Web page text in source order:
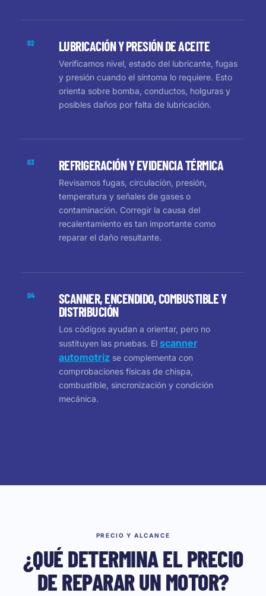
02 LUBRICACIÓN Y PRESIÓN DE ACEITE
Verificamos nivel, estado del lubricante, fugas
y presión cuando el síntoma lo requiere. Esto
orienta sobre bomba, conductos, holguras y
posibles daños por falta de lubricación.
03 REFRIGERACIÓN Y EVIDENCIA TÉRMICA
Revisamos fugas, circulación, presión,
temperatura y señales de gases o
contaminación. Corregir la causa del
recalentamiento es tan importante como
reparar el daño resultante.
04
SCANNER, ENCENDIDO, COMBUSTIBLE Y
DISTRIBUCIÓN
Los códigos ayudan a orientar, pero no
sustituyen las pruebas. El scanner
automotrizse complementa con
comprobaciones físicas de chispa,
combustible, sincronización y condición
mecánica.
PRECIO Y ALCANCE
¿QUÉ DETERMINA EL PRECIO
DE REPARAR UN MOTOR?